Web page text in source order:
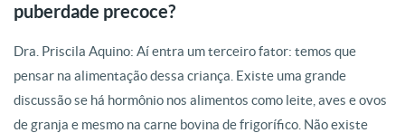
puberdade precoce?
Dra. Priscila Aquino: Aí entra um terceiro fator: temos que
pensar na alimentação dessa criança. Existe uma grande
discussão se há hormônio nos alimentos como leite, aves e ovos
de granja e mesmo na carne bovina de frigorífico. Não existe